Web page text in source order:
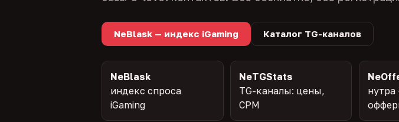
NeBlask — индекс iGaming Каталог TG-каналов
NeBlask
индекс спроса
iGaming
NeTGStats
TG-каналы: цены,
CPM
нутра